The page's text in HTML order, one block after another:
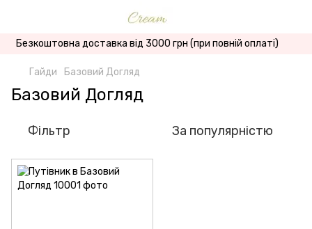
Безкоштовна доставка від 3000 грн (при повній оплаті)
Гайди Базовий Догляд
Базовий Догляд
Фільтр За популярністю